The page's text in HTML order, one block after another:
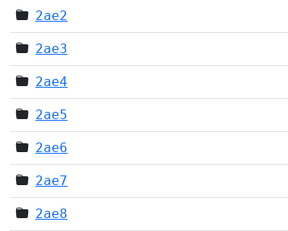
2ae2
2ae3
2ae4
2ae5
2ae6
2ae7
2ae8